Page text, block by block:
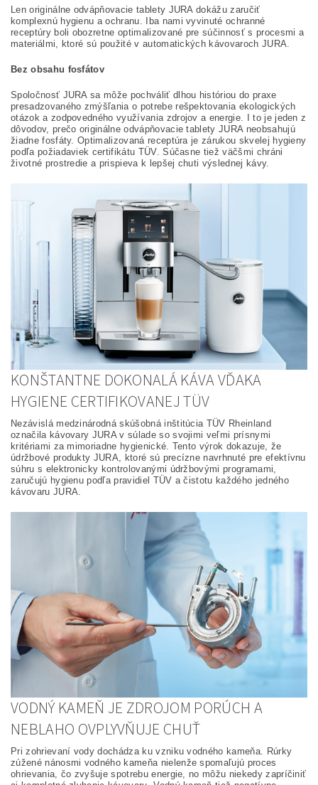
Len originálne odvápňovacie tablety JURA dokážu zaručiť
komplexnú hygienu a ochranu. Iba nami vyvinuté ochranné
receptúry boli obozretne optimalizované pre súčinnosť s procesmi a
materiálmi, ktoré sú použité v automatických kávovaroch JURA.
Bez obsahu fosfátov
Spoločnosť JURA sa môže pochváliť dlhou históriou do praxe
presadzovaného zmýšľania o potrebe rešpektovania ekologických
otázok a zodpovedného využívania zdrojov a energie. I to je jeden z
dôvodov, prečo originálne odvápňovacie tablety JURA neobsahujú
žiadne fosfáty. Optimalizovaná receptúra je zárukou skvelej hygieny
podľa požiadaviek certifikátu TÜV. Súčasne tiež väčšmi chráni
životné prostredie a prispieva k lepšej chuti výslednej kávy.
KONŠTANTNE DOKONALÁ KÁVA VĎAKA
HYGIENE CERTIFIKOVANEJ TÜV
Nezávislá medzinárodná skúšobná inštitúcia TÜV Rheinland
označila kávovary JURA v súlade so svojimi veľmi prísnymi
kritériami za mimoriadne hygienické. Tento výrok dokazuje, že
údržbové produkty JURA, ktoré sú precízne navrhnuté pre efektívnu
súhru s elektronicky kontrolovanými údržbovými programami,
zaručujú hygienu podľa pravidiel TÜV a čistotu každého jedného
kávovaru JURA.
VODNÝ KAMEŇ JE ZDROJOM PORÚCH A
NEBLAHO OVPLYVŇUJE CHUŤ
Pri zohrievaní vody dochádza ku vzniku vodného kameňa. Rúrky
zúžené nánosmi vodného kameňa nielenže spomaľujú proces
ohrievania, čo zvyšuje spotrebu energie, no môžu niekedy zapríčiniť